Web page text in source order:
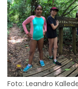
Foto: Leandro